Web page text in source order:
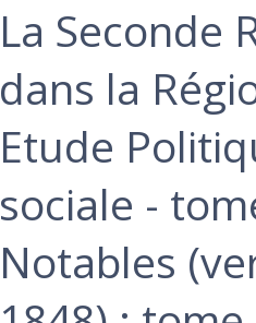
‎La Seconde
dans la
Etude
sociale -
Notables